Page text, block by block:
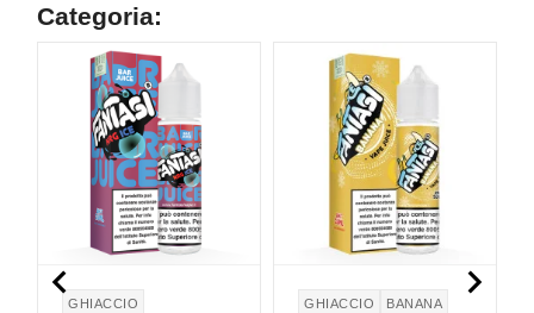
Categoria:
GHIACCIO GHIACCIO BANANA
 